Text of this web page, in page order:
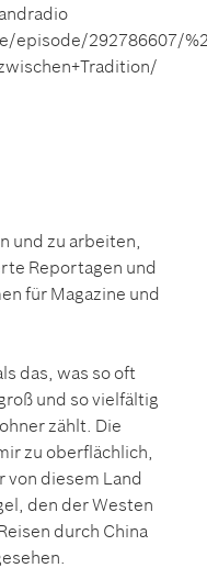
292786607/
und zu arbeiten,
Reportagen und
für Magazine und
das, was so oft
und so vielfältig
zählt. Die
zu oberflächlich,
von diesem Land
den der Westen
durch China